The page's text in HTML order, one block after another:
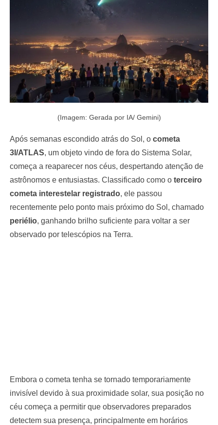
o
(Imagem: Gerada por IA/ Gemini)
Após semanas escondido atrás do Sol, o cometa
3I/ATLAS, um objeto vindo de fora do Sistema Solar,
começa a reaparecer nos céus, despertando atenção de
astrônomos e entusiastas. Classificado como o terceiro
cometa interestelar registrado, ele passou
recentemente pelo ponto mais próximo do Sol, chamado
periélio, ganhando brilho suficiente para voltar a ser
observado por telescópios na Terra.
Embora o cometa tenha se tornado temporariamente
invisível devido à sua proximidade solar, sua posição no
céu começa a permitir que observadores preparados
detectem sua presença, principalmente em horários